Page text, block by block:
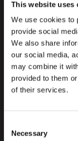
This website uses
We use cookies to
provide social
We also share
our social media,
may combine it
provided to them
of their services.
Selection
Necessary
Vi tilbyder 3
kan bookes
Foredragene
størrelser af
Seneste